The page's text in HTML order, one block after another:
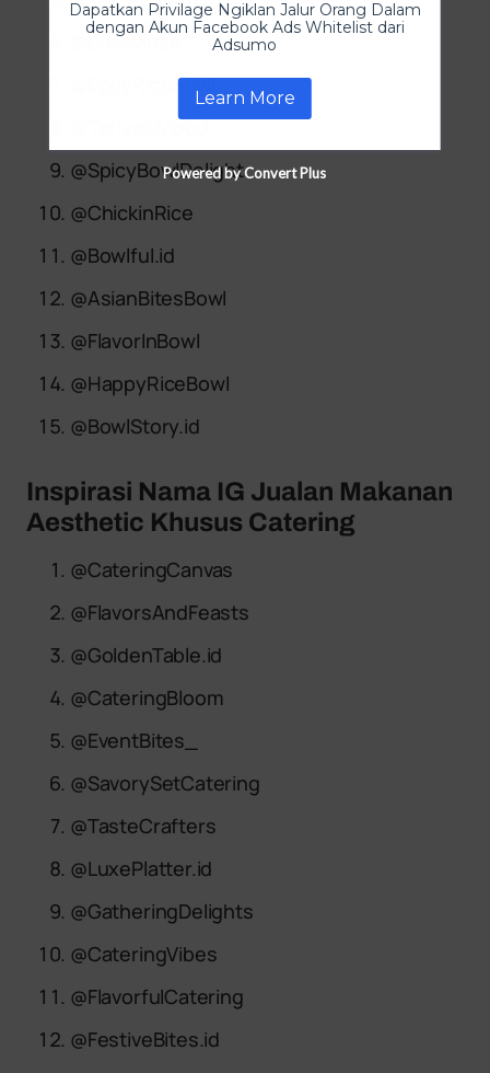
@BowlMuse
@EggyRiceBowl
@TeriyakiMood
@SpicyBowlDelight
@ChickinRice
@Bowlful.id
@AsianBitesBowl
@FlavorInBowl
@HappyRiceBowl
@BowlStory.id
Inspirasi Nama IG Jualan Makanan
Aesthetic Khusus Catering
@CateringCanvas
@FlavorsAndFeasts
@GoldenTable.id
@CateringBloom
@EventBites_
@SavorySetCatering
@TasteCrafters
@LuxePlatter.id
@GatheringDelights
@CateringVibes
@FlavorfulCatering
@FestiveBites.id
Dapatkan Privilage Ngiklan Jalur Orang Dalam
dengan Akun Facebook Ads Whitelist dari
Adsumo
Learn More
Powered by Convert Plus